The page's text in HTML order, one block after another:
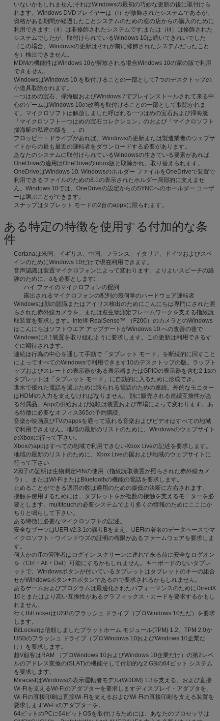
いないかもしれません;それはWindowsの最初の巧妙な更新の後に取付けら
れます。Windows DVDプレイヤーは（i）が修飾されたシステムであるが、
資格がある期間が経過したことシステムのための窓の店からの購入のために
利用できます;（ii）は非修飾されたシステムです;または（iii）は修飾された
システムでしたが、取付けられているWindows 10は続いてきれいでした
（この場合、Windowsの更新はそれが前に修飾されたシステムだったこと
を）検出できません。
MDMの機能性はWindows 10が解放される場合Windows 10の家の版で利用
できません。
WindowsはWindows 10.を取付けることの一部として7つのデスクトップの
小道具取除かれます。
一つはめの宝石、掃海艇およびWindows 7でプレインストールされて来る中
心のゲームはWindows 10の改善を取付けることの一部として取除かれま
す。マイクロソフトは解放しました呼ばれる一つはめの宝石および掃海艇
「マイクロソフト一つはめの宝石コレクション」のおよび「マイクロソフト
掃海艇の私達の版を」。の
フロッピー・ドライブがあれば、Windowsの更新または製造業者のウェブサ
イトからの最も最近の運転者をダウンロードする必要があります。
あなたのシステムに取付けられているWindowsの生きている要素があれば
OneDriveの適用はOneDriveのinbox版と取除かれ、取り替えられます。
OneDriveはWindows 10. Windowsのホルダー ファイルをOneDriveで装置で
利用できるファイルのための8.1の表示されたホルダー局部的に支えませ
ん。Windows 10では、OneDriveの設定からのSYNCへのホールダー ユーザ
ーは選ぶことができます。
スナップはタブレット モードの2台のappsに限られます。
ある特定の特徴を使用する付加的な条
件
Cortanaは米国、イギリス、中国、フランス、イタリア、ドイツおよびスペ
インのためにWindows 10だけで現在利用できます。
音声認識は装置マイクロフォンによって変わります。よりよいスピーチの経
験のために、aを必要とします:
ハイ ファイのマイクロフォンの配列
露出されるマイクロフォンの配列の幾何学のハードウェア運転者
Windowsは顔の認識またはアイリス検出のためにこんにちは専門にされた照
らされた赤外線カメラを、または窓生物測定フレームワークを支える指紋読
取装置を要求します。Intel® RealSense™ （F200）のカメラとのWindows
はこんにちはソフトウエア アップデートがWindows 10.への改善の後で
Windowsに8.1装置を取り組むように要求します。この更新は利用できるす
ぐに期待されます。
連続は行為の中心を通して手動で「タブレット モード」を断続的に回すこと
によってすべてのWindowsで利用できます10のデスクトップの版。ラップト
ップおよびスレートの表示器がある表示器またはGPIOの表示器を含む2 1sの
タブレットは「タブレット モード」に自動的に入るために形成でき。
進水で優れた電話を選ぶために限られる電話のための連続。外的なモニター
はHDMIの入力を支えなければなりません。別に販売される連続互換性があ
る付属品。Appの供給および経験は装置および市場によって変わります。あ
る特徴に必要なオフィス365の予約購読。
音楽か映画及びTVのappsを通って流れる音楽およびビデオはすべての地域
で利用できません。地域の最新のリストのために、Windowsのウェブサイト
のXboxに行って下さい。
Xboxのappはすべての地域で利用できないXbox Liveの記述を要求します。
地域の最新のリストのために、Xbox Liveの国および地域のウェブサイトに
行って下さい
2因子の証明は生物測定PINの使用（指紋読取装置か照らされた赤外線カメ
ラ）、またはWi-FiまたはBluetoothの機能の電話を要求します。
止めることができる適用の数は適用のための最低の決断に左右されます。
接触を使用するためには、タブレットをか複数の接触を支えるモニターを必
要とします。multitouchの必要システムでより多くの情報のためにここにか
ちりと鳴らして下さい。
ある特徴に必要なマイクロソフトの記述。
安全なブーツはUEFI v2.3.1の誤りBを支え、UEFIの署名のデータベースでマ
イクロソフト・ウインドウズの証明の権限があるファームウェアを要求しま
す。
何人かのITの管理者はログイン スクリーンに連れて来る前に安全なログオン
を（Ctrl + Alt + Del）可能にするかもしれません。キーボードのないタブレ
ットで、Windowsボタンが付いているタブレットはタブレットのキーの組合
せがWindowsボタン+力ボタンであるので要求されるかもしれません。
あるゲームおよびプログラムは最適化されたパフォーマンスのためにDirectX
10とまたはより高い互換性があるグラフィックス・カードを要求するかもし
れません。
行くBitLockerはUSBのフラッシュ ドライブ（プロWindows 10ただ）を要求
します。
BitLockerは信頼しましたプラットホーム モジュール(TPM) 1.2、TPM 2.0か
USBのフラッシュ ドライブ（プロWindows 10およびWindows 10企業だ
け）を要求します。
超V顧客はRAM （プロWindows 10およびWindows 10企業だけ）の第2レベ
ルのアドレス変換の(SLAT)の機能そして付加的な2 GBの64ビット システム
を要求します。
MiracastはWindowsの表示運転者モデル(WDDM) 1.3を支える、および直接
Wi-Fiを支えるWi-Fiのアダプターを要求しますディスプレイ・アダプタを。
Wi-Fiの直接印刷は直接Wi-Fiを支えるおよびWi-Fiの直接印刷を支える装置を
要求しますWi-Fiのアダプターを。
64ビットのPCに64ビットOSを取付けるためには、あなたのプロセッサは